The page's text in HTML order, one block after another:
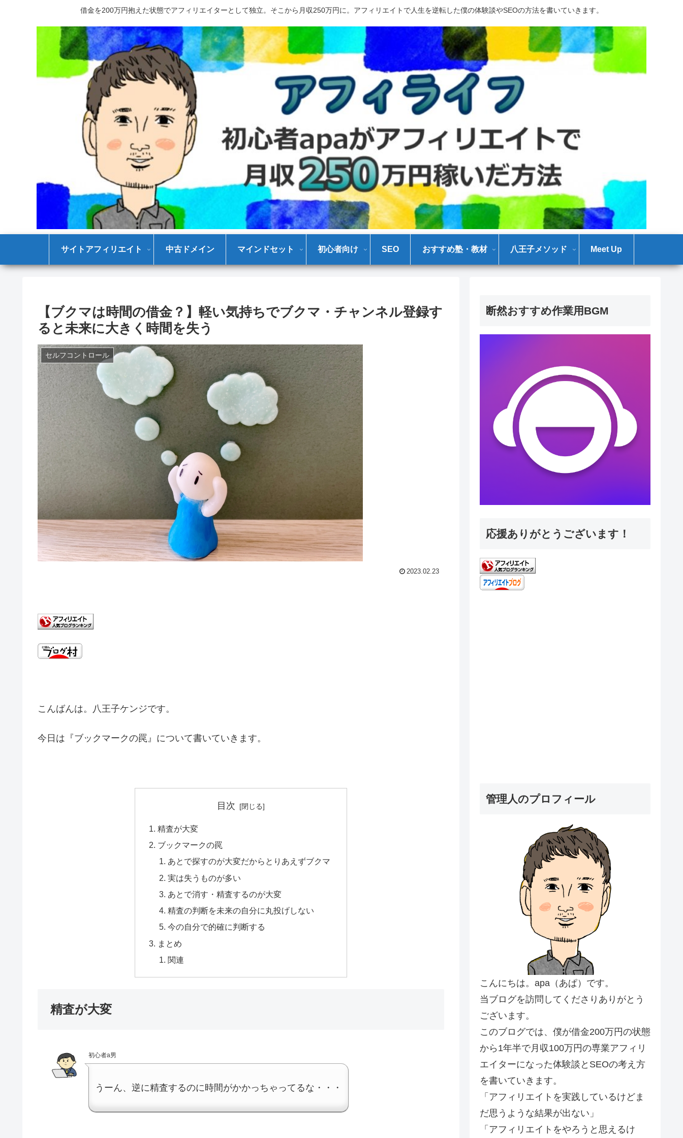
借金を200万円抱えた状態でアフィリエイターとして独立。そこから月収250万円に。アフィリエイトで人生を逆転した僕の体験談やSEOの方法を書いていきます。
サイトアフィリエイト 中古ドメイン マインドセット 初心者向け SEO おすすめ塾・教材 八王子メソッド Meet Up
【ブクマは時間の借金？】軽い気持ちでブクマ・チャンネル登録す
ると未来に大きく時間を失う
セルフコントロール
2023.02.23
こんばんは。八王子ケンジです。
今日は『ブックマークの罠』について書いていきます。
目次
精査が大変
ブックマークの罠
あとで探すのが大変だからとりあえずブクマ
実は失うものが多い
あとで消す・精査するのが大変
精査の判断を未来の自分に丸投げしない
今の自分で的確に判断する
まとめ
関連
精査が大変
初心者a男
うーん、逆に精査するのに時間がかかっちゃってるな・・・
断然おすすめ作業用BGM
応援ありがとうございます！
管理人のプロフィール
こんにちは。apa（あぱ）です。
当ブログを訪問してくださりありがとう
ございます。
このブログでは、僕が借金200万円の状態
から1年半で月収100万円の専業アフィリ
エイターになった体験談とSEOの考え方
を書いていきます。
「アフィリエイトを実践しているけどま
だ思うような結果が出ない」
「アフィリエイトをやろうと思えるけ